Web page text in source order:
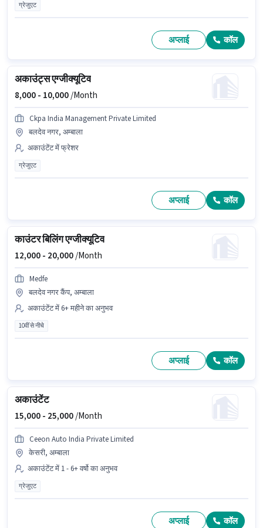
ग्रेजुएट
अप्लाई कॉल
अकाउंट्स एग्जीक्यूटिव
8,000 - 10,000/Month
Ckpa India Management Private Limited
बलदेव नगर, अम्बाला
अकाउंटेंट में फ्रेशर
ग्रेजुएट
अप्लाई कॉल
काउंटर बिलिंग एग्जीक्यूटिव
12,000 - 20,000/Month
Medfe
बलदेव नगर कैंप, अम्बाला
अकाउंटेंट में 6+ महीने का अनुभव
10वीं से नीचे
अप्लाई कॉल
अकाउंटेंट
15,000 - 25,000/Month
Ceeon Auto India Private Limited
केसरी, अम्बाला
अकाउंटेंट में 1 - 6+ वर्षो का अनुभव
ग्रेजुएट
अप्लाई कॉल